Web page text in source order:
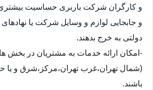
و کارگران شرکت باربری حساسیت
و جابجایی لوازم و وسایل شرکت یا
دولتی به خرج بدهند.
-امکان ارائه خدمات به مشتریان در بخش
(شمال تهران،غرب تهران،مرکز،شرق و یا
باشند.